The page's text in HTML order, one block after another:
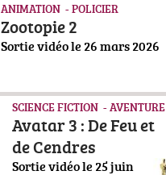
ANIMATION - POLICIER
Zootopie 2
Sortie vidéo le 26 mars 2026
SCIENCE FICTION - AVENTURE
Avatar 3 : De Feu et
de Cendres
Sortie vidéo le 25 juin